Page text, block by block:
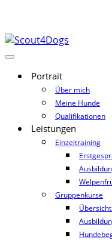
Portrait
Über mich
Meine Hunde
Qualifikationen
Leistungen
Einzeltraining
Gruppenkurse